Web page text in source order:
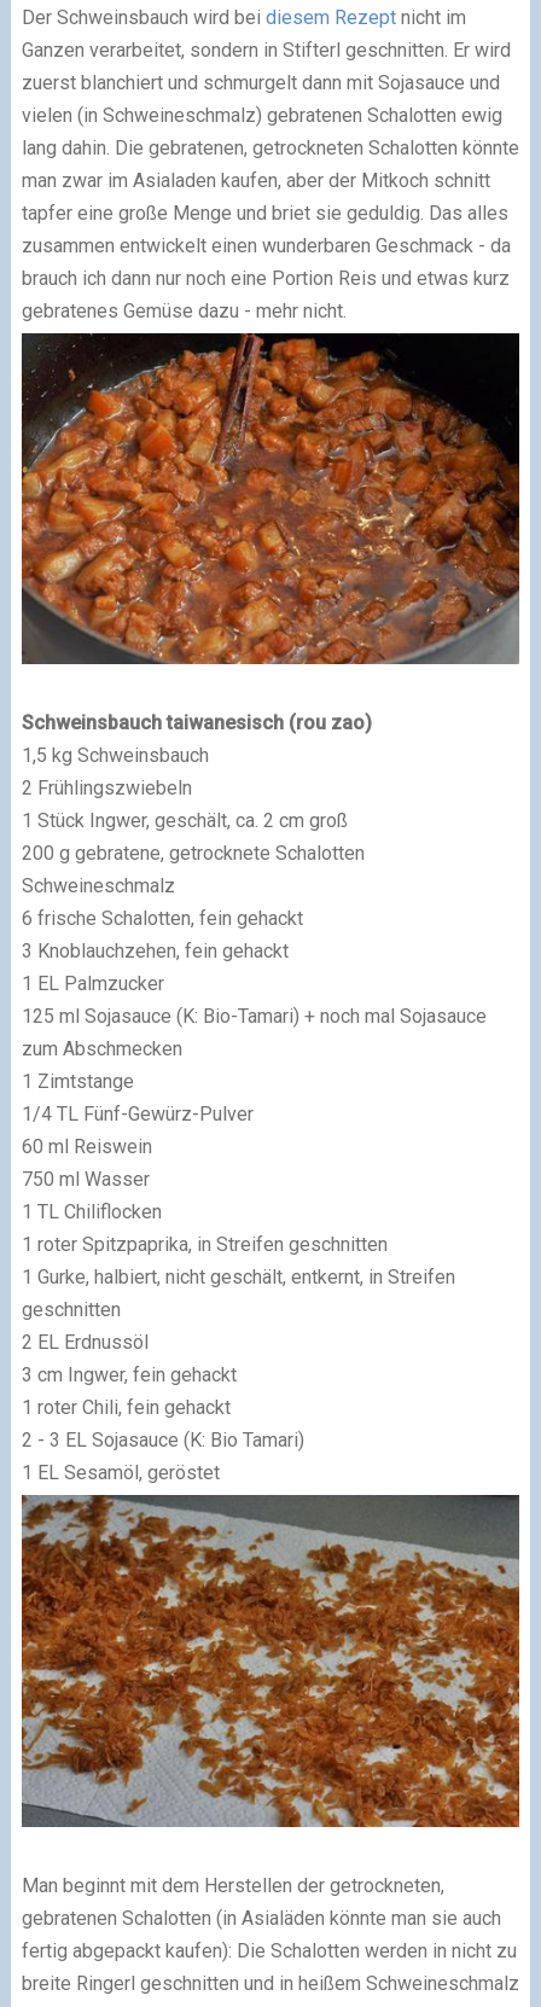
Der Schweinsbauch wird bei diesem Rezeptnicht im
Ganzen verarbeitet, sondern in Stifterl geschnitten. Er wird
zuerst blanchiert und schmurgelt dann mit Sojasauce und
vielen (in Schweineschmalz) gebratenen Schalotten ewig
lang dahin. Die gebratenen, getrockneten Schalotten könnte
man zwar im Asialaden kaufen, aber der Mitkoch schnitt
tapfer eine große Menge und briet sie geduldig. Das alles
zusammen entwickelt einen wunderbaren Geschmack - da
brauch ich dann nur noch eine Portion Reis und etwas kurz
gebratenes Gemüse dazu - mehr nicht.
Schweinsbauch taiwanesisch (rou zao)
1,5 kg Schweinsbauch
2 Frühlingszwiebeln
1 Stück Ingwer, geschält, ca. 2 cm groß
200 g gebratene, getrocknete Schalotten
Schweineschmalz
6 frische Schalotten, fein gehackt
3 Knoblauchzehen, fein gehackt
1 EL Palmzucker
125 ml Sojasauce (K: Bio-Tamari) + noch mal Sojasauce
zum Abschmecken
1 Zimtstange
1/4 TL Fünf-Gewürz-Pulver
60 ml Reiswein
750 ml Wasser
1 TL Chiliflocken
1 roter Spitzpaprika, in Streifen geschnitten
1 Gurke, halbiert, nicht geschält, entkernt, in Streifen
geschnitten
2 EL Erdnussöl
3 cm Ingwer, fein gehackt
1 roter Chili, fein gehackt
2 - 3 EL Sojasauce (K: Bio Tamari)
1 EL Sesamöl, geröstet
Man beginnt mit dem Herstellen der getrockneten,
gebratenen Schalotten (in Asialäden könnte man sie auch
fertig abgepackt kaufen): Die Schalotten werden in nicht zu
breite Ringerl geschnitten und in heißem Schweineschmalz